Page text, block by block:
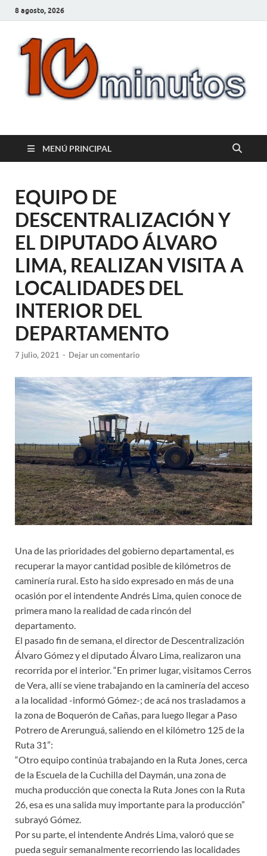
8 agosto, 2026
10minutos.com.uy
MENÚ PRINCIPAL
EQUIPO DE
DESCENTRALIZACIÓN Y
EL DIPUTADO ÁLVARO
LIMA, REALIZAN VISITA A
LOCALIDADES DEL
INTERIOR DEL
DEPARTAMENTO
7 julio, 2021 - Dejar un comentario
Una de las prioridades del gobierno departamental, es
recuperar la mayor cantidad posible de kilómetros de
caminería rural. Esto ha sido expresado en más de una
ocasión por el intendente Andrés Lima, quien conoce de
primera mano la realidad de cada rincón del
departamento.
El pasado fin de semana, el director de Descentralización
Álvaro Gómez y el diputado Álvaro Lima, realizaron una
recorrida por el interior. “En primer lugar, visitamos Cerros
de Vera, allí se viene trabajando en la caminería del acceso
a la localidad -informó Gómez-; de acá nos trasladamos a
la zona de Boquerón de Cañas, para luego llegar a Paso
Potrero de Arerunguá, saliendo en el kilómetro 125 de la
Ruta 31”:
“Otro equipo continúa trabajando en la Ruta Jones, cerca
de la Escuela de la Cuchilla del Daymán, una zona de
mucha producción que conecta la Ruta Jones con la Ruta
26, esa es una salida muy importante para la producción”
subrayó Gómez.
Por su parte, el intendente Andrés Lima, valoró que se
pueda seguir semanalmente recorriendo las localidades